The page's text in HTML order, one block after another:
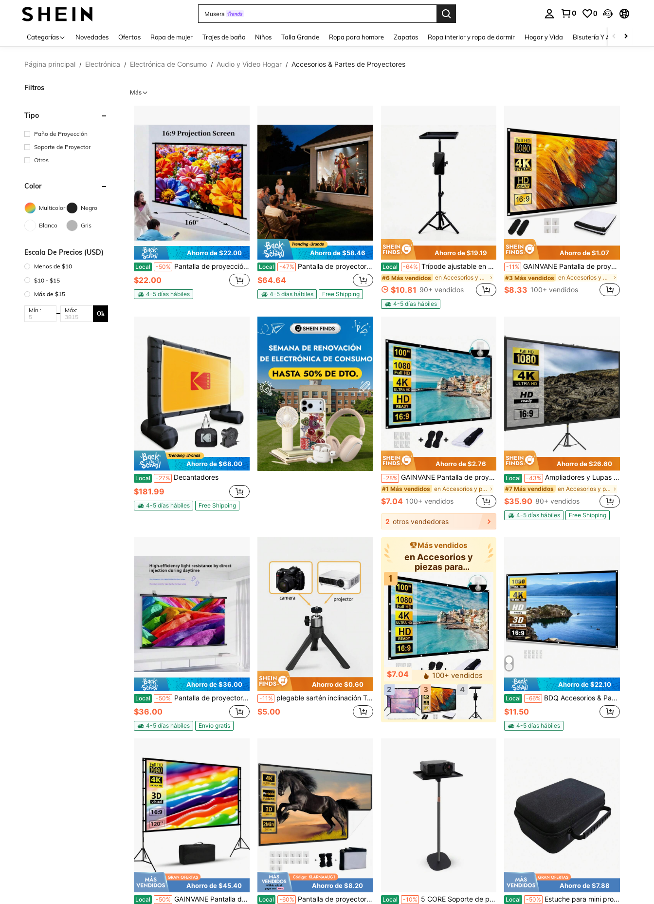
Musera 0 0
Categorías Novedades Ofertas Ropa de mujer Trajes de baño Niños Talla Grande Ropa para hombre Zapatos Ropa interior y ropa de dormir Hogar y Vida Bisutería Y Accesorios
Página principal / Electrónica / Electrónica de Consumo / Audio y Video Hogar / Accesorios & Partes de Proyectores
Filtros
Tipo
Paño de Proyección
Soporte de Proyector
Otros
Color
Multicolor Negro
Blanco Gris
Escala De Precios (USD)
Menos de $10
$10 - $15
Más de $15
Mín.: Máx: Ok
Más
Ahorro de $22.00
Local -50% Pantalla de proyección blanca con reverso 16:9 Pantalla de proyector colgante de 60" Pantalla de cine para interiores con 4K Full HD Pantalla de proyector para exteriores Montaje en pared Pantalla plegable para presentaciones de oficina Cine en casa
$22.00
4-5 días hábiles
Ahorro de $58.46
Local -47% Pantalla de proyector manual, 72 pulgadas 4:3 4K 1080 HD pantalla de proyector retráctil y enrollable, montada en la pared para proyección de películas con cuerda de tracción, pantalla portátil para proyección en el hogar, oficina y cine en casa
$64.64
4-5 días hábiles Free Shipping
Ahorro de $19.19
Local -64% Trípode ajustable en altura para proyector con soporte para teléfono, bandeja antideslizante y plegable, soporte estable para proyector para cine en casa y uso al aire libre
#6 Más vendidos en Accesorios y piezas para proyectores
$10.81 90+ vendidos
4-5 días hábiles
Ahorro de $1.07
-11% GAINVANE Pantalla de proyección plegable de 60-150 pulgadas, cortina de proyección interior/exterior de doble cara, libre de arrugas, pantalla de proyección portátil 4K 16:9 para cine en casa, fiestas, oficina
#3 Más vendidos en Accesorios y piezas para proyectores
$8.33 100+ vendidos
Ahorro de $68.00
Local -27% Decantadores
$181.99
4-5 días hábiles Free Shipping
Ahorro de $2.76
-28% GAINVANE Pantalla de proyección de 100/120/150 pulgadas, 16:9 HD plegable y portátil, admite proyección por ambos lados, tela resistente a las arrugas y lavable, adecuada para acampar/exteriores/fiestas/juegos/cine en casa. Tela delgada.
#1 Más vendidos en Accesorios y piezas para proyectores
$7.04 100+ vendidos
2 otros vendedores
Ahorro de $26.60
Local -43% Ampliadores y Lupas de Pantalla
#7 Más vendidos en Accesorios y piezas para proyectores
$35.90 80+ vendidos
4-5 días hábiles Free Shipping
Ahorro de $36.00
Local -50% Pantalla de proyector - Accesorios para proyectores de suministros de oficina, pantalla de proyección anti-luz de alto brillo 16:9, compatible con pantalla de empalme de ultra alta definición 4k, empalme roscado, pantalla esencial para películas caseras
$36.00
4-5 días hábiles Envío gratis
Ahorro de $0.60
-11% plegable sartén inclinación Trípode para Trípode de cámara estante
$5.00
Más vendidos
en Accesorios y
piezas para
proyectores
1
$7.04
100+ vendidos
2
3 4
Ahorro de $22.10
Local -66% BDQ Accesorios & Partes de Proyectores
$11.50
4-5 días hábiles
Ahorro de $45.40
Local -50% GAINVANE Pantalla de proyector con soporte 100/120 pulgadas 16:9 4K 1080 HD Pantalla de proyección portátil para hogar, oficina, cine y teatro
Ahorro de $8.20
Local -60% Pantalla de proyector de 72/84/100/120/150 pulgadas, pantalla de proyector de película 16:9 plegable y portátil, anti-arrugas, para uso en interiores y exteriores, proyección de doble cara para el hogar, fiestas, oficina y aula Local -10% 5 CORE Soporte de piso ajustable de 66" para proyector con 5 núcleos, universal para uso doméstico, oficina y estudio
Ahorro de $7.88
Local -50% Estuche para mini proyector, ligero, bolsa de almacenamiento de proyector de viaje para proyectores HY300/HY300 PRO